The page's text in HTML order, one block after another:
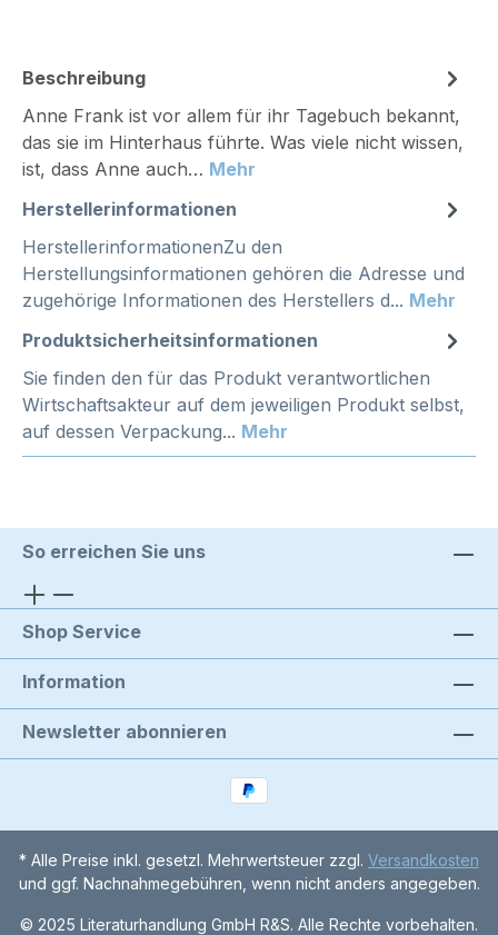
Beschreibung
Anne Frank ist vor allem für ihr Tagebuch bekannt,
das sie im Hinterhaus führte. Was viele nicht wissen,
ist, dass Anne auch… Mehr
Herstellerinformationen
HerstellerinformationenZu den
Herstellungsinformationen gehören die Adresse und
zugehörige Informationen des Herstellers d... Mehr
Produktsicherheitsinformationen
Sie finden den für das Produkt verantwortlichen
Wirtschaftsakteur auf dem jeweiligen Produkt selbst,
auf dessen Verpackung... Mehr
So erreichen Sie uns
Shop Service
Information
Newsletter abonnieren
* Alle Preise inkl. gesetzl. Mehrwertsteuer zzgl. Versandkosten
und ggf. Nachnahmegebühren, wenn nicht anders angegeben.
© 2025 Literaturhandlung GmbH R&S. Alle Rechte vorbehalten.